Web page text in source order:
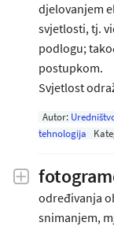
djelovanjem
svjetlosti, tj.
podlogu;
postupkom.
Svjetlost
Autor:
tehnologija
određivanja
snimanjem,